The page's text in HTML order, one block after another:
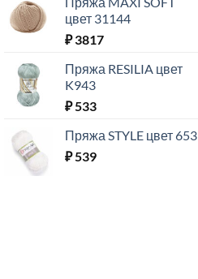
цвет 31144
₽3817
Пряжа RESILIA цвет
K943
₽533
Пряжа STYLE цвет 653
₽539